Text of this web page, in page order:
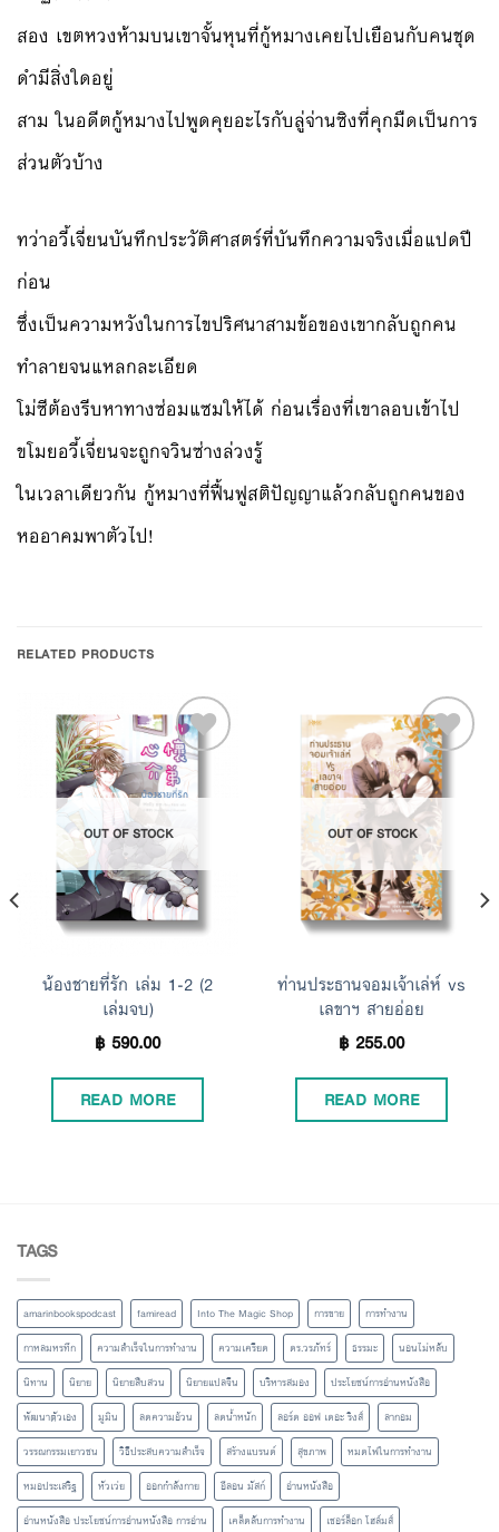
สอง เขตหวงห้ามบนเขาจั้นหุนที่กู้หมางเคยไปเยือนกับคนชุด
ดำมีสิ่งใดอยู่
สาม ในอดีตกู้หมางไปพูดคุยอะไรกับลู่จ่านซิงที่คุกมืดเป็นการ
ส่วนตัวบ้าง
ทว่าอวี้เจี่ยนบันทึกประวัติศาสตร์ที่บันทึกความจริงเมื่อแปดปี
ก่อน
ซึ่งเป็นความหวังในการไขปริศนาสามข้อของเขากลับถูกคน
ทำลายจนแหลกละเอียด
โม่ซีต้องรีบหาทางซ่อมแซมให้ได้ ก่อนเรื่องที่เขาลอบเข้าไป
ขโมยอวี้เจี่ยนจะถูกจวินซ่างล่วงรู้
ในเวลาเดียวกัน กู้หมางที่ฟื้นฟูสติปัญญาแล้วกลับถูกคนของ
หออาคมพาตัวไป!
RELATED PRODUCTS
Wishlist
OUT OF STOCK
น้องชายที่รัก เล่ม 1-2 (2
เล่มจบ)
฿590.00
READ MORE
Add to
Wishlist
OUT OF STOCK
ท่านประธานจอมเจ้าเล่ห์ vs
เลขาฯ สายอ่อย
฿255.00
READ MORE
TAGS
amarinbookspodcast famiread Into The Magic Shop การขาย
การทำงาน
กาหลมหรทึก
ความสำเร็จในการทำงาน ความเครียด ดร.วรภัทร์ ธรรมะ
นอนไม่หลับ
นิทาน
นิยาย นิยายสืบสวน นิยายแปลจีน บริหารสมอง
ประโยชน์การอ่านหนังสือ
พัฒนาตัวเอง
มูมิน ลดความอ้วน ลดน้ำหนัก ลอร์ด ออฟ เดอะ ริงส์
ลากอม
วรรณกรรมเยาวชน
วิธีประสบความสำเร็จ สร้างแบรนด์ สุขภาพ
หมดไฟในการทำงาน
หมอประเสริฐ
หัวเว่ย ออกกำลังกาย อีลอน มัสก์
อ่านหนังสือ
อ่านหนังสือ ประโยชน์การอ่านหนังสือ การอ่าน
เคล็ดลับการทำงาน
เชอร์ล็อก โฮล์มส์